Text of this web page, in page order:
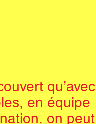
qu’avec
en équipe
on peut